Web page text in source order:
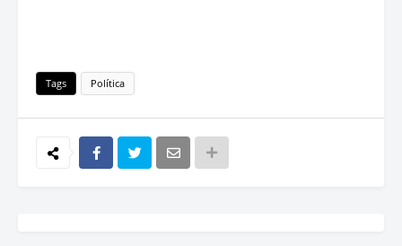
Tags Política